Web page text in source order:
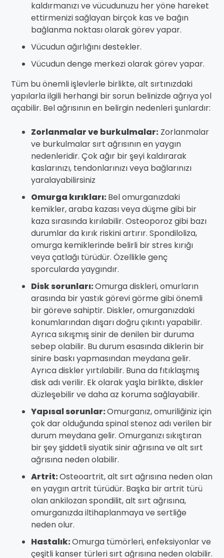
kaldırmanızı ve vücudunuzu her yöne hareket
ettirmenizi sağlayan birçok kas ve bağın
bağlanma noktası olarak görev yapar.
Vücudun ağırlığını destekler.
Vücudun denge merkezi olarak görev yapar.
Tüm bu önemli işlevlerle birlikte, alt sırtınızdaki
yapılarla ilgili herhangi bir sorun belinizde ağrıya yol
açabilir. Bel ağrısının en belirgin nedenleri şunlardır:
Zorlanmalar ve burkulmalar: Zorlanmalar
ve burkulmalar sırt ağrısının en yaygın
nedenleridir. Çok ağır bir şeyi kaldırarak
kaslarınızı, tendonlarınızı veya bağlarınızı
yaralayabilirsiniz
Omurga kırıkları:Bel omurganızdaki
kemikler, araba kazası veya düşme gibi bir
kaza sırasında kırılabilir. Osteoporoz gibi bazı
durumlar da kırık riskini artırır. Spondiloliza,
omurga kemiklerinde belirli bir stres kırığı
veya çatlağı türüdür. Özellikle genç
sporcularda yaygındır.
Disk sorunları:Omurga diskleri, omurların
arasında bir yastık görevi görme gibi önemli
bir göreve sahiptir. Diskler, omurganızdaki
konumlarından dışarı doğru çıkıntı yapabilir.
Ayrıca sıkışmış sinir de denilen bir duruma
sebep olabilir. Bu durum esasında diklerin bir
sinire baskı yapmasından meydana gelir.
Ayrıca diskler yırtılabilir. Buna da fıtıklaşmış
disk adı verilir. Ek olarak yaşla birlikte, diskler
düzleşebilir ve daha az koruma sağlayabilir.
Yapısal sorunlar:Omurganız, omuriliğiniz için
çok dar olduğunda spinal stenoz adı verilen bir
durum meydana gelir. Omurganızı sıkıştıran
bir şey şiddetli siyatik sinir ağrısına ve alt sırt
ağrısına neden olabilir.
Artrit:Osteoartrit, alt sırt ağrısına neden olan
en yaygın artrit türüdür. Başka bir artrit türü
olan ankilozan spondilit, alt sırt ağrısına,
omurganızda iltihaplanmaya ve sertliğe
neden olur.
Hastalık:Omurga tümörleri, enfeksiyonlar ve
çeşitli kanser türleri sırt ağrısına neden olabilir.